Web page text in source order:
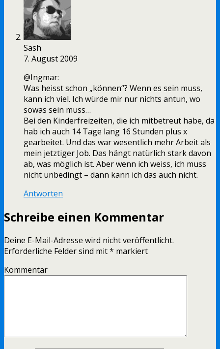
Sash
7. August 2009
@Ingmar:
Was heisst schon „können“? Wenn es sein muss,
kann ich viel. Ich würde mir nur nichts antun, wo
sowas sein muss…
Bei den Kinderfreizeiten, die ich mitbetreut habe, da
hab ich auch 14 Tage lang 16 Stunden plus x
gearbeitet. Und das war wesentlich mehr Arbeit als
mein jetztiger Job. Das hängt natürlich stark davon
ab, was möglich ist. Aber wenn ich weiss, ich muss
nicht unbedingt – dann kann ich das auch nicht.
Antworten
Schreibe einen Kommentar
Deine E-Mail-Adresse wird nicht veröffentlicht.
Erforderliche Felder sind mit* markiert
Kommentar